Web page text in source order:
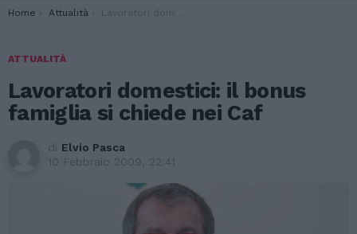
You are here:
Home Attualità Lavoratori domestici: il bonus famiglia si chiede nei Caf
ATTUALITÀ
Lavoratori domestici: il bonus
famiglia si chiede nei Caf
di Elvio Pasca
10 Febbraio 2009, 22:41